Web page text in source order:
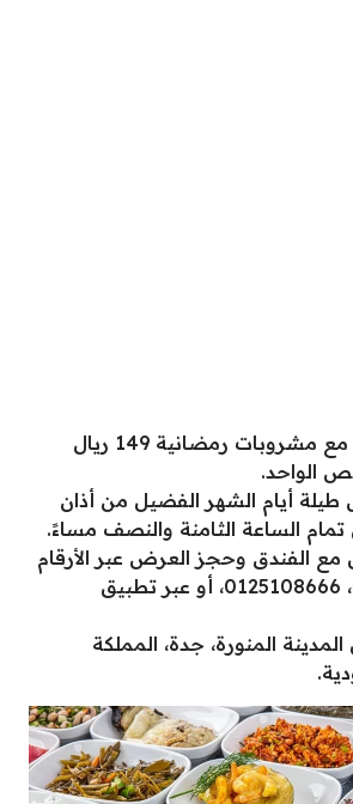
بوفيه رمضان مع مشروبات رمضانية 149 ريال
الواحد.
أيام الشهر الفضيل من أذان
الساعة الثامنة والنصف مساءً.
مع الفندق وحجز العرض عبر الأرقام
0580119360، 0125108666، أو عبر تطبيق
المنورة، جدة، المملكة